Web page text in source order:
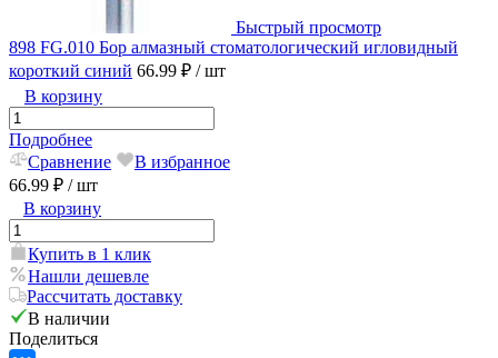
Быстрый просмотр
898 FG.010 Бор алмазный стоматологический игловидный
короткий синий 66.99 ₽ / шт
В корзину
Подробнее
Сравнение
В избранное
66.99 ₽ / шт
В корзину
Купить в 1 клик
Нашли дешевле
Рассчитать доставку
В наличии
Поделиться